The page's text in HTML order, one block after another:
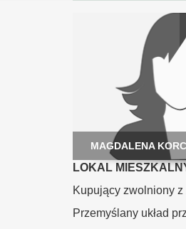
MAGDALENA
LOKAL
Kupujący zwolniony
Przemyślany układ